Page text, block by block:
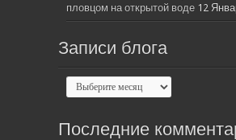
пловцом на открытой воде 12
Записи блога
Последние